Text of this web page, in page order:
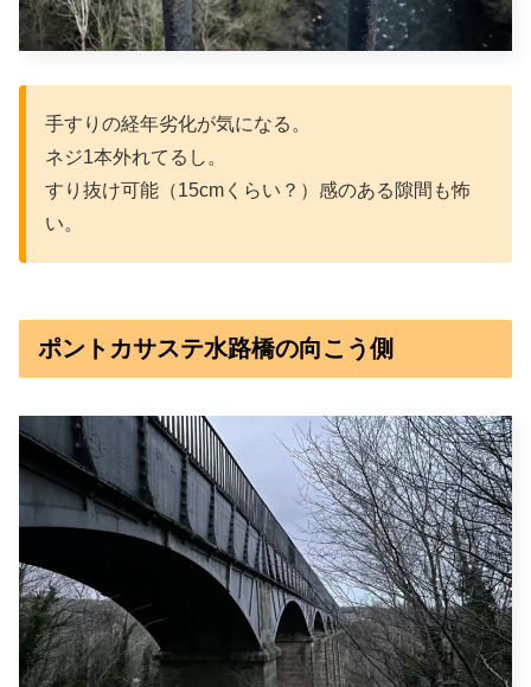
手すりの経年劣化が気になる。
ネジ1本外れてるし。
すり抜け可能（15cmくらい？）感のある隙間も怖
い。
ポントカサステ水路橋の向こう側